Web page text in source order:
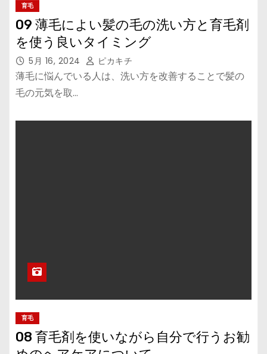
育毛
09 薄毛によい髪の毛の洗い方と育毛剤
を使う良いタイミング
5月 16, 2024 ピカキチ
薄毛に悩んでいる人は、洗い方を改善することで髪の
毛の元気を取…
育毛
08 育毛剤を使いながら自分で行うお勧